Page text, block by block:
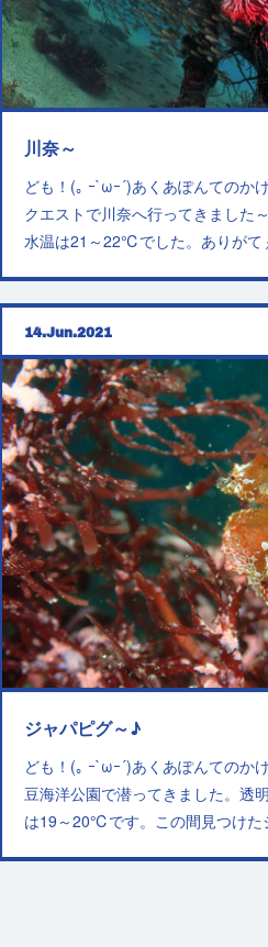
川奈～
ども！(｡ ｰ`ωｰ´)あくあぽんてのか
クエストで川奈へ行ってきました
水温は21～22℃でした。ありがて
14 Jun 2021
ジャパピグ～♪
ども！(｡ ｰ`ωｰ´)あくあぽんてのか
豆海洋公園で潜ってきました。透
は19～20℃です。この間見つけ